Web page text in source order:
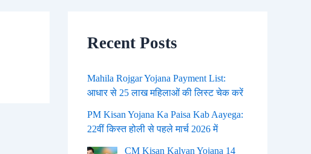
Recent Posts
Mahila Rojgar Yojana Payment List:
आधार से 25 लाख महिलाओं की लिस्ट चेक करें
PM Kisan Yojana Ka Paisa Kab Aayega:
22वीं किस्त होली से पहले मार्च 2026 में
CM Kisan Kalyan Yojana 14